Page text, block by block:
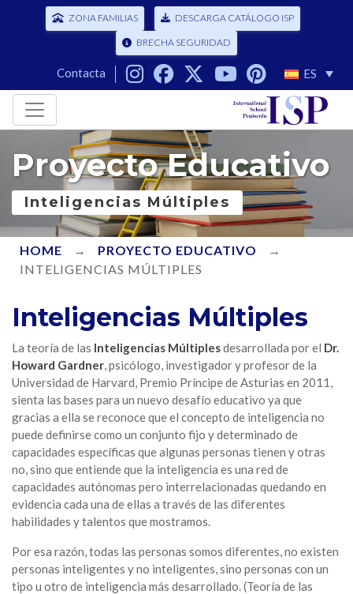
ZONA FAMILIAS DESCARGA CATÁLOGO ISP
BRECHA SEGURIDAD
Contacta ES
Proyecto Educativo
Inteligencias Múltiples
HOME → PROYECTO EDUCATIVO
→
INTELIGENCIAS MÚLTIPLES
Inteligencias Múltiples
La teoría de las Inteligencias Múltiplesdesarrollada por el Dr.
Howard Gardner, psicólogo, investigador y profesor de la
Universidad de Harvard, Premio Príncipe de Asturias en 2011,
sienta las bases para un nuevo desafío educativo ya que
gracias a ella se reconoce que el concepto de inteligencia no
puede definirse como un conjunto fijo y determinado de
capacidades específicas que algunas personas tienen y otras
no, sino que entiende que la inteligencia es una red de
capacidades autónomas pero interrelacionadas quedando en
evidencia cada una de ellas a través de las diferentes
habilidades y talentos que mostramos.
Por esa razón, todas las personas somos diferentes, no existen
personas inteligentes y no inteligentes, sino personas con un
tipo u otro de inteligencia más desarrollado. (Teoría de las